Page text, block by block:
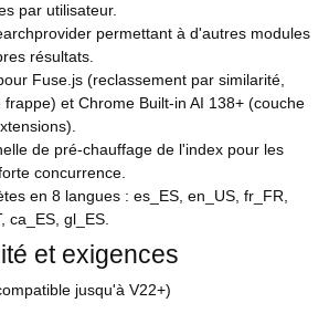
par utilisateur.
permettant à d'autres modules
résultats.
Fuse.js (reclassement par similarité,
et Chrome Built-in AI 138+ (couche
de pré-chauffage de l'index pour les
concurrence.
en 8 langues : es_ES, en_US, fr_FR,
ca_ES, gl_ES.
et exigences
jusqu'à V22+)